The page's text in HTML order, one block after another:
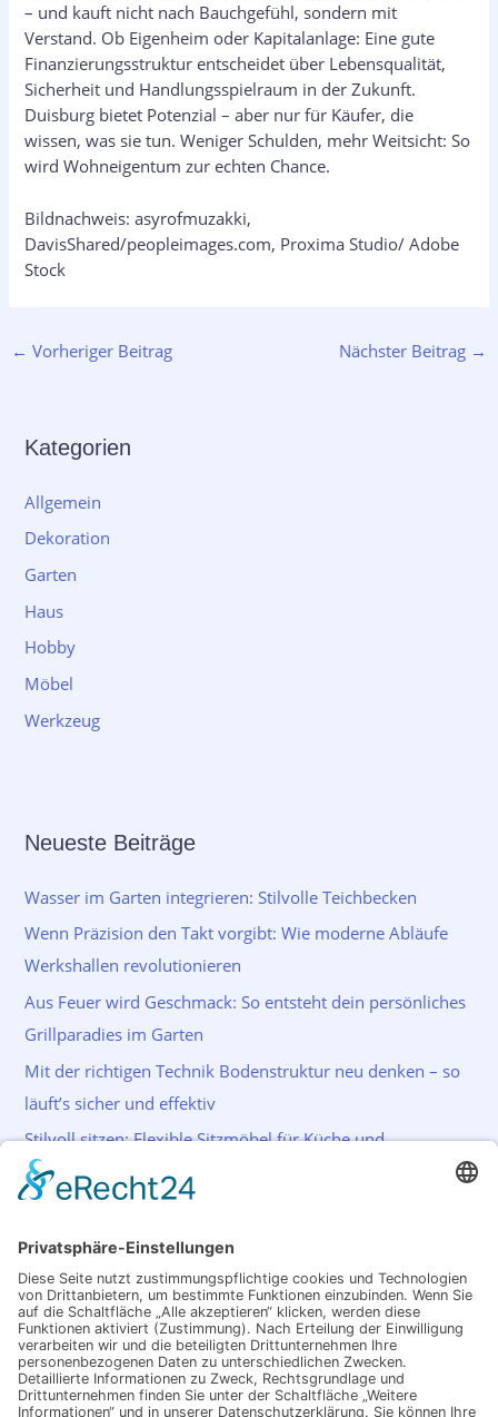
– und kauft nicht nach Bauchgefühl, sondern mit
Verstand. Ob Eigenheim oder Kapitalanlage: Eine gute
Finanzierungsstruktur entscheidet über Lebensqualität,
Sicherheit und Handlungsspielraum in der Zukunft.
Duisburg bietet Potenzial – aber nur für Käufer, die
wissen, was sie tun. Weniger Schulden, mehr Weitsicht: So
wird Wohneigentum zur echten Chance.
Bildnachweis: asyrofmuzakki,
DavisShared/peopleimages.com, Proxima Studio/ Adobe
Stock
← Vorheriger Beitrag Nächster Beitrag →
Kategorien
Allgemein
Dekoration
Garten
Haus
Hobby
Möbel
Werkzeug
Neueste Beiträge
Wasser im Garten integrieren: Stilvolle Teichbecken
Wenn Präzision den Takt vorgibt: Wie moderne Abläufe
Werkshallen revolutionieren
Aus Feuer wird Geschmack: So entsteht dein persönliches
Grillparadies im Garten
Mit der richtigen Technik Bodenstruktur neu denken – so
läuft’s sicher und effektiv
Stilvoll sitzen: Flexible Sitzmöbel für Küche und
Wohnraum
Schlagwörter
Akkuschrauber Bohrer Farbe Garten Haus Licht Lichtsystem
Reinigung Renovierung Sicherheit Streichen